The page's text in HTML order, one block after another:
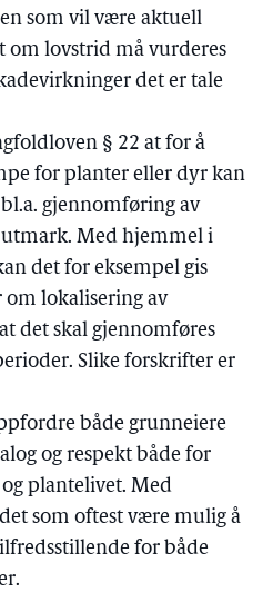
som vil være aktuell
om lovstrid må vurderes
det er tale
§ 22 at for å
for planter eller dyr kan
gjennomføring av
Med hjemmel i
det for eksempel gis
lokalisering av
det skal gjennomføres
Slike forskrifter er
både grunneiere
og respekt både for
plantelivet. Med
som oftest være mulig å
for både